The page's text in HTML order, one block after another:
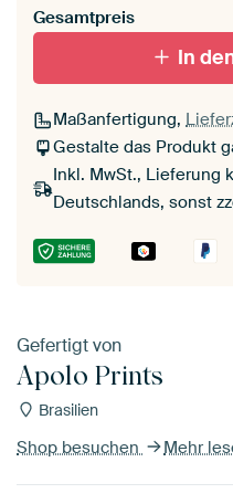
Gesamtpreis
In
Maßanfertigung,
Gestalte das Produkt
Inkl. MwSt., Lieferung
Deutschlands, sonst
Gefertigt von
Apolo Prints
Brasilien
Shop besuchen Mehr